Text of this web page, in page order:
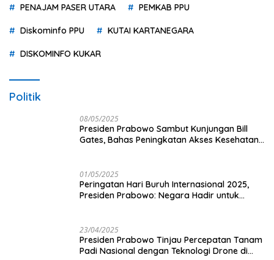
PENAJAM PASER UTARA PEMKAB PPU
Diskominfo PPU KUTAI KARTANEGARA
DISKOMINFO KUKAR
Politik
08/05/2025
Presiden Prabowo Sambut Kunjungan Bill
Gates, Bahas Peningkatan Akses Kesehatan
01/05/2025
Peringatan Hari Buruh Internasional 2025,
Presiden Prabowo: Negara Hadir untuk
23/04/2025
Presiden Prabowo Tinjau Percepatan Tanam
Padi Nasional dengan Teknologi Drone di